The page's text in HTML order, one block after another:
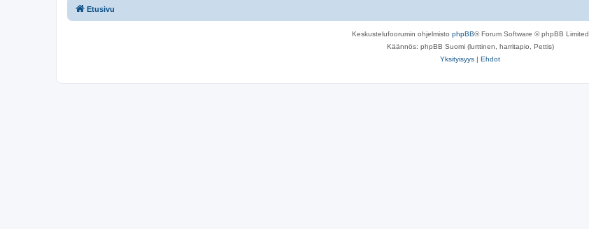
Etusivu
Keskustelufoorumin ohjelmisto phpBB® Forum Software © phpBB Limited
Käännös: phpBB Suomi (lurttinen, harritapio, Pettis)
Yksityisyys | Ehdot